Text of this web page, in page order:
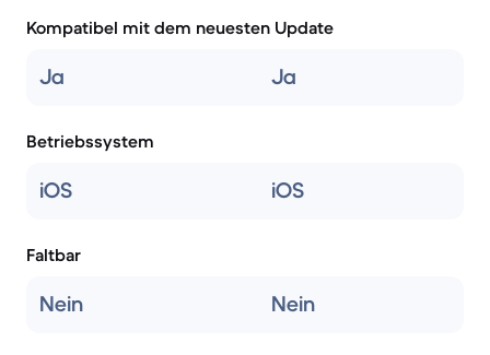
Kompatibel mit dem neuesten Update
Ja Ja
Betriebssystem
iOS iOS
Faltbar
Nein Nein